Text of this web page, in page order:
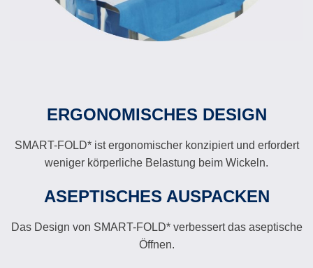
ERGONOMISCHES DESIGN
SMART-FOLD* ist ergonomischer konzipiert und erfordert
weniger körperliche Belastung beim Wickeln.
ASEPTISCHES AUSPACKEN
Das Design von SMART-FOLD* verbessert das aseptische
Öffnen.